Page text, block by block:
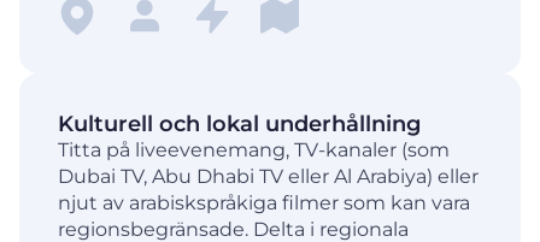
Kulturell och lokal underhållning
Titta på liveevenemang, TV-kanaler (som
Dubai TV, Abu Dhabi TV eller Al Arabiya) eller
njut av arabiskspråkiga filmer som kan vara
regionsbegränsade. Delta i regionala